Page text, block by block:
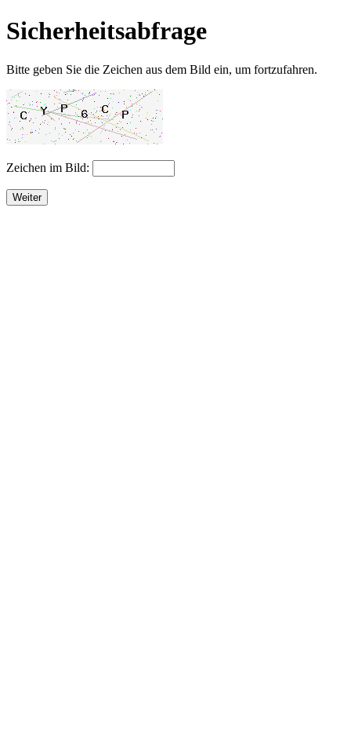
Sicherheitsabfrage
Bitte geben Sie die Zeichen aus dem Bild ein, um fortzufahren.
Zeichen im Bild:
Weiter